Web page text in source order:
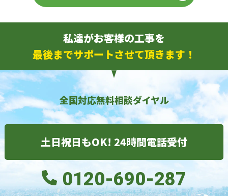
私達がお客様の工事を
最後までサポートさせて頂きます！
全国対応無料相談ダイヤル
土日祝日もOK! 24時間電話受付
0120-690-287